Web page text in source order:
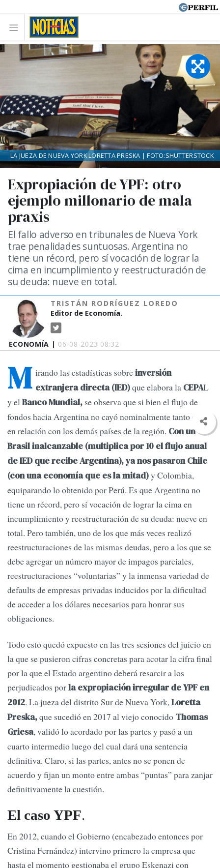
ECONOMÍA | 06-08-2023 08:32
Expropiación de YPF: otro
ejemplo millonario de mala
praxis
El fallo adverso en tribunales de Nueva York
trae penalidades suntuosas. Argentina no
tiene un récord, pero sí vocación de lograr la
cima en incumplimiento y reestructuración de
su deuda: nueve en total.
TRISTÁN RODRÍGUEZ LOREDO
Editor de Economía.
LA JUEZA DE NUEVA YORK LORETTA PRESKA | FOTO:SHUTTERSTOCK
M irando las estadísticas sobreinversión
extranjera directa (IED)que elabora la CEPAL
y elBanco Mundial, se observa que si bien el flujo de
fondos hacia Argentina no cayó nominalmente tanto como
en relación con los demás países de la región. Con un
Brasil inalcanzable (multiplica por 10 el flujo anual
de IED que recibe Argentina), ya nos pasaron Chile
(con una economía que es la mitad)y Colombia,
equiparando lo obtenido por Perú. Es que Argentina no
tiene un récord, pero sí vocación de lograr la cima en
incumplimiento y reestructuración de su deuda: nueve en
total. Pero también, uno de los que más veces realizó
reestructuraciones de las mismas deudas, pero a los que se
debe agregar un número mayor de impagos parciales,
reestructuraciones “voluntarias” y la inmensa variedad de
defaults de empresas privadas inducidos por la dificultad
de acceder a los dólares necesarios para honrar sus
obligaciones.
Todo esto quedó expuesto en las tres sesiones del juicio en
la que se pusieron cifras concretas para acotar la cifra final
por la que el Estado argentino deberá resarcir a los
perjudicados porla expropiación irregular de YPF en
2012. La jueza del distrito Sur de Nueva York,Loretta
Preska,que sucedió en 2017 al viejo conocido Thomas
Griesa, validó lo acordado por las partes y pasó a un
cuarto intermedio luego del cual dará una sentencia
definitiva. Claro, si las partes, antes no se ponen de
acuerdo y fijan un monto entre ambas “puntas” para zanjar
definitivamente la cuestión.
El caso YPF.
En 2012, cuando el Gobierno (encabezado entonces por
Cristina Fernández) intervino primero la empresa que
hasta el momento gestionaba el grupo Eskenazi con